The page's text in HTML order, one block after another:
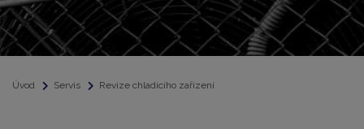
Úvod Servis Revize chladícího zařízení